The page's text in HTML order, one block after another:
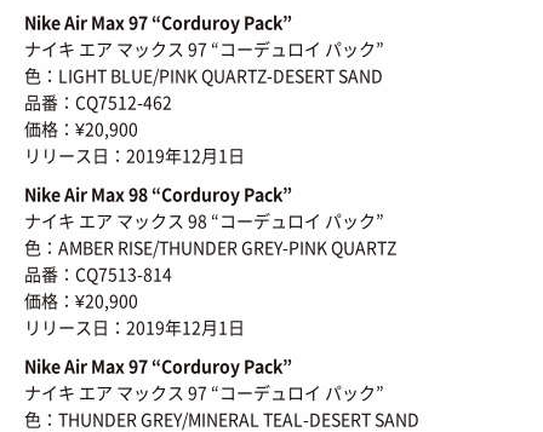
Nike Air Max 97 “Corduroy Pack”
ナイキ エア マックス 97 “コーデュロイ パック”
色：LIGHT BLUE/PINK QUARTZ-DESERT SAND
品番：CQ7512-462
価格：¥20,900
リリース日：2019年12月1日
Nike Air Max 98 “Corduroy Pack”
ナイキ エア マックス 98 “コーデュロイ パック”
色：AMBER RISE/THUNDER GREY-PINK QUARTZ
品番：CQ7513-814
価格：¥20,900
リリース日：2019年12月1日
Nike Air Max 97 “Corduroy Pack”
ナイキ エア マックス 97 “コーデュロイ パック”
色：THUNDER GREY/MINERAL TEAL-DESERT SAND